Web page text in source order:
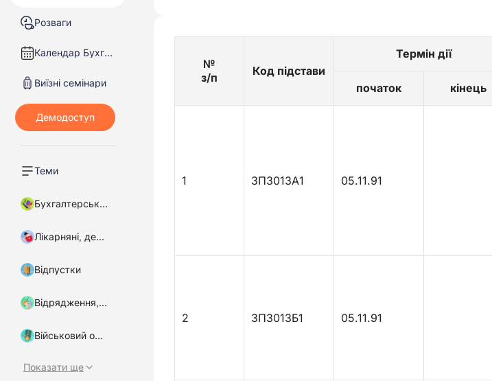
Розваги
Календар Бухгалтера
Виїзні семінари
Теми
Бухгалтерський облік
Лікарняні, декретні
Відпустки
Відрядження, підзвітні кошти
Військовий облік, бронювання
Показати ще
№
з/п
Код підстави
Термін дії
початок
кінець
1 ЗПЗ013А1 05.11.91
2 ЗПЗ013Б1 05.11.91